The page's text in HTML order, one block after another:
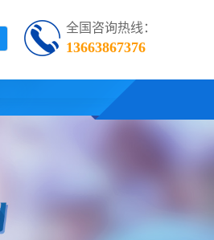
全国咨询热线：
13663867376